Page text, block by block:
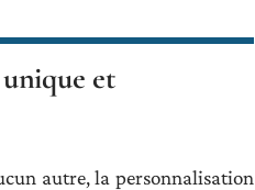
et
autre, la personnalisation